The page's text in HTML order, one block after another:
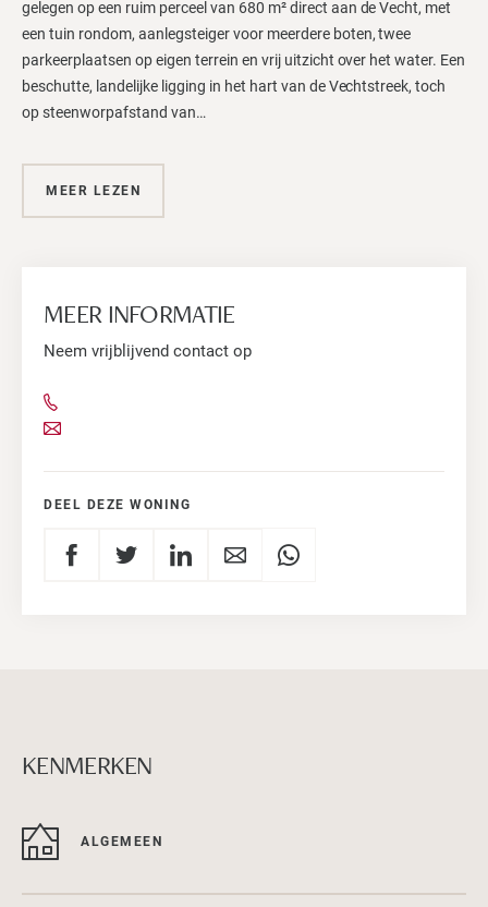
gelegen op een ruim perceel van 680 m² direct aan de Vecht, met
een tuin rondom, aanlegsteiger voor meerdere boten, twee
parkeerplaatsen op eigen terrein en vrij uitzicht over het water. Een
beschutte, landelijke ligging in het hart van de Vechtstreek, toch
op steenworpafstand van…
MEER LEZEN
MEER INFORMATIE
Neem vrijblijvend contact op
DEEL DEZE WONING
KENMERKEN
ALGEMEEN